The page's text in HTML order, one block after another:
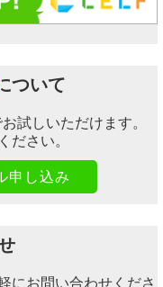
ついて
試しいただけます。
ださい。
申し込み
にお問い合わせくださ